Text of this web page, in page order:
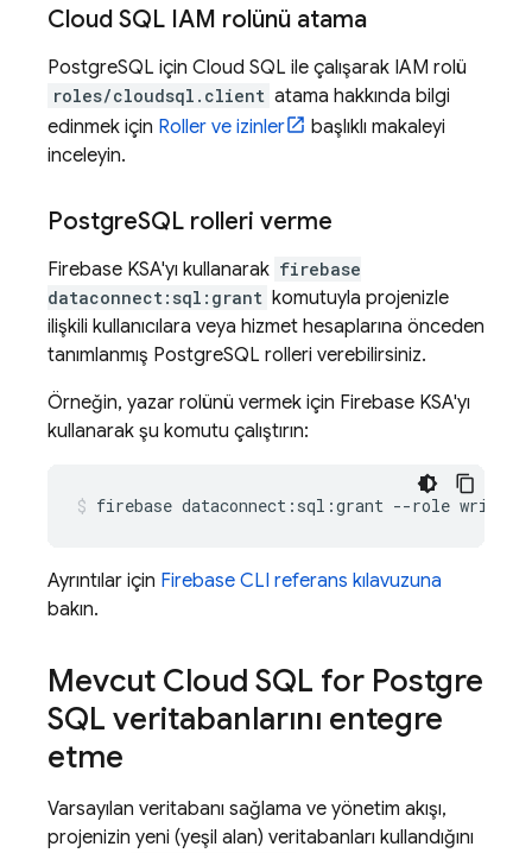
Cloud SQL IAM rolünü atama
PostgreSQL için Cloud SQL ile çalışarak IAM rolü
roles/cloudsql.client atama hakkında bilgi
edinmek için Roller ve izinler
başlıklı makaleyi
inceleyin.
PostgreSQL rolleri verme
Firebase KSA'yı kullanarak firebase
dataconnect:sql:grant komutuyla projenizle
ilişkili kullanıcılara veya hizmet hesaplarına önceden
tanımlanmış PostgreSQL rolleri verebilirsiniz.
Örneğin, yazar rolünü vermek için Firebase KSA'yı
kullanarak şu komutu çalıştırın:
firebase dataconnect:sql:grant --role writer
Ayrıntılar için Firebase CLI referans kılavuzuna
bakın.
Mevcut Cloud SQL for Postgre
SQL veritabanlarını entegre
etme
Varsayılan veritabanı sağlama ve yönetim akışı,
projenizin yeni (yeşil alan) veritabanları kullandığını